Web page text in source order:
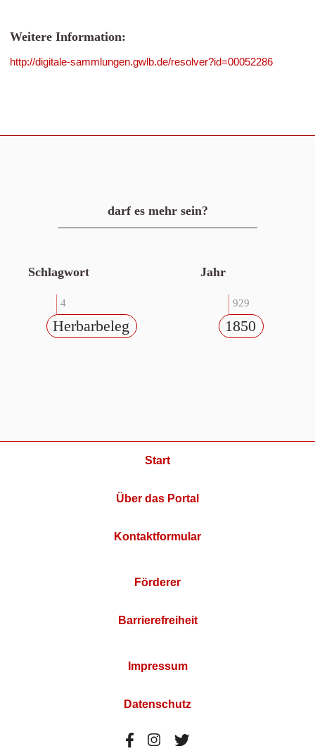
Weitere Information:
http://digitale-sammlungen.gwlb.de/resolver?id=00052286
darf es mehr sein?
Schlagwort
4
Herbarbeleg
Jahr
929
1850
Start
Über das Portal
Kontaktformular
Förderer
Barrierefreiheit
Impressum
Datenschutz